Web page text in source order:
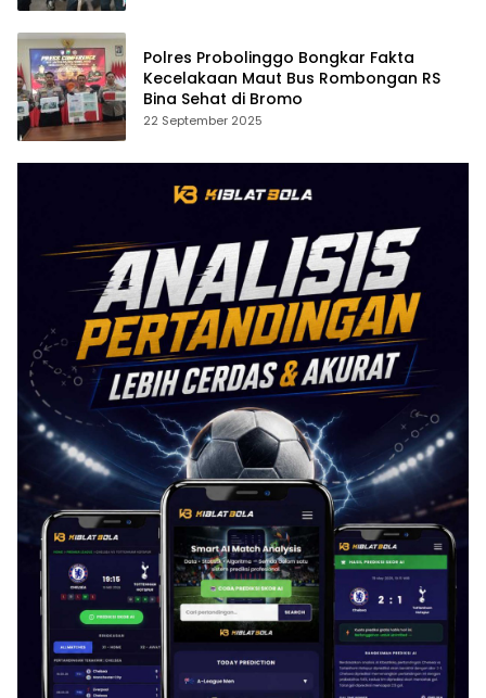
Polres Probolinggo Bongkar Fakta
Kecelakaan Maut Bus Rombongan RS
Bina Sehat di Bromo
22 September 2025